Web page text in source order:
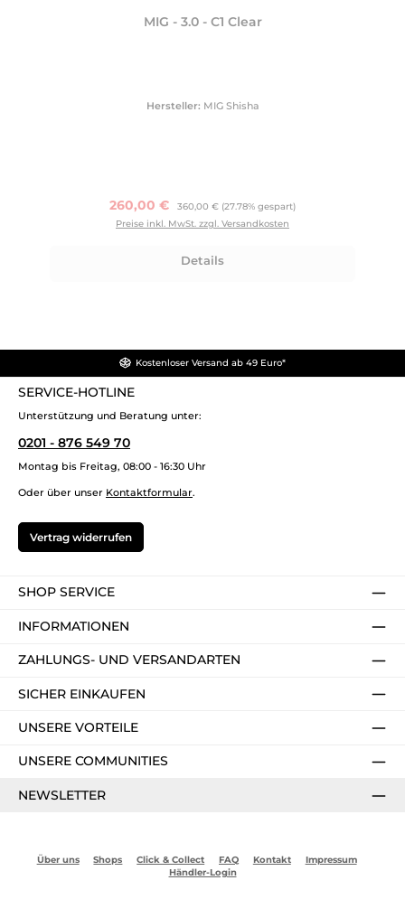
MIG - 3.0 - C1 Clear
Hersteller: MIG Shisha
Verkaufspreis:
260,00 € Regulärer Preis:
360,00 € (27.78% gespart)
Preise inkl. MwSt. zzgl. Versandkosten
Details
Kostenloser Versand ab 49 Euro*
SERVICE-HOTLINE
Unterstützung und Beratung unter:
0201 - 876 549 70
Montag bis Freitag, 08:00 - 16:30 Uhr
Oder über unser Kontaktformular.
Vertrag widerrufen
SHOP SERVICE
INFORMATIONEN
ZAHLUNGS- UND VERSANDARTEN
SICHER EINKAUFEN
UNSERE VORTEILE
UNSERE COMMUNITIES
NEWSLETTER
Über uns Shops Click & Collect FAQ Kontakt
Impressum
Händler-Login